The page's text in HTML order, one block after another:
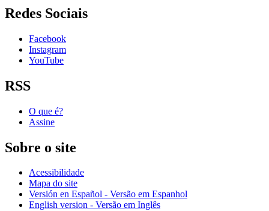
Redes Sociais
Facebook
Instagram
YouTube
RSS
O que é?
Assine
Sobre o site
Acessibilidade
Mapa do site
Versión en Español - Versão em Espanhol
English version - Versão em Inglês